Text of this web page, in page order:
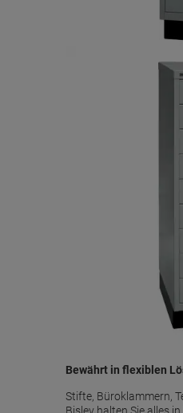
Bewährt in flexiblen
Stifte, Büroklammern,